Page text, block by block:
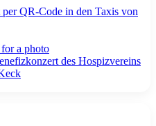
per QR-Code in den Taxis von
des Hospizvereins